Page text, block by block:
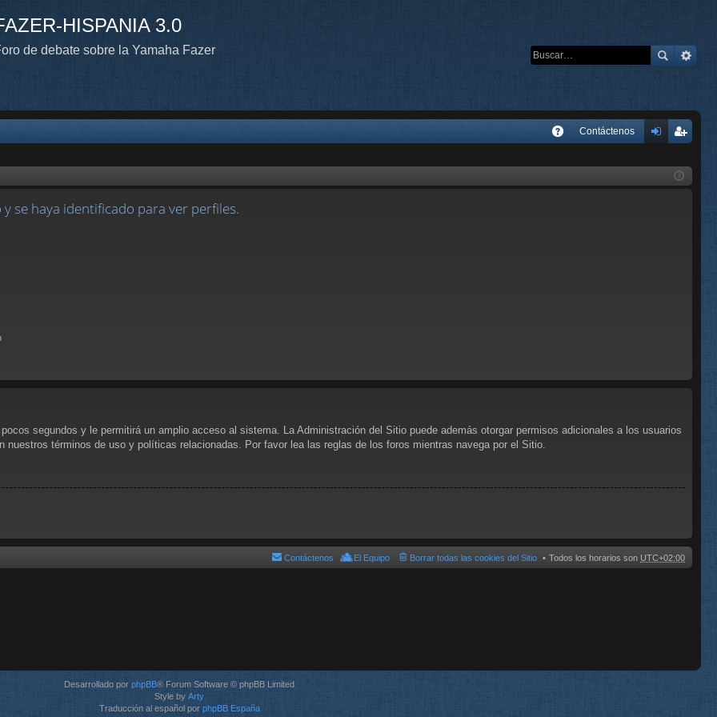
HISPANIA 3.0
de debate sobre la Yamaha Fazer
Contáctenos
ist
se haya identificado para ver perfiles.
segundos y le permitirá un amplio acceso al sistema. La Administración del Sitio puede además otorgar permisos adicionales a los usuarios
términos de uso y políticas relacionadas. Por favor lea las reglas de los foros mientras navega por el Sitio.
Todos los horarios son UTC+02:00
Borrar todas las cookies del Sitio
El Equipo
Contáctenos
Desarrollado por phpBB® Forum Software © phpBB Limited
Style by Arty
Traducción al español por phpBB España